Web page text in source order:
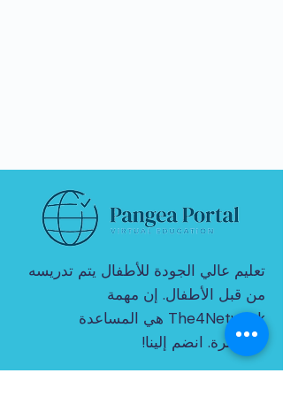
تعليم عالي الجودة للأطفال يتم تدريسه
من قبل الأطفال. إن مهمة
The4Network هي المساعدة
المباشرة. انضم إلينا!
© 2021 بواسطة THE4NETWORK المحدودة